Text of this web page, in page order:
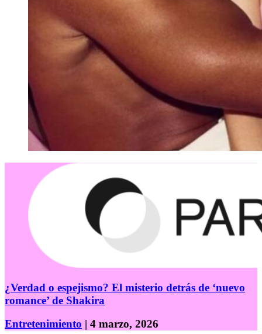
¿Verdad o espejismo? El misterio detrás de ‘nuevo
romance’ de Shakira
Entretenimiento | 4 marzo, 2026